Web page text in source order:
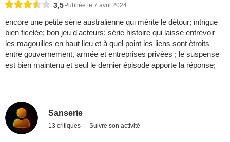
3,5Publiée le 7 avril 2024
encore une petite série australienne qui mérite le détour; intrigue
bien ficelée; bon jeu d'acteurs; série histoire qui laisse entrevoir
les magouilles en haut lieu et à quel point les liens sont ètroits
entre gouvernement, armée et entreprises privées ; le suspense
est bien maintenu et seul le dernier épisode apporte la réponse;
Sanserie
13 critiques Suivre son activité